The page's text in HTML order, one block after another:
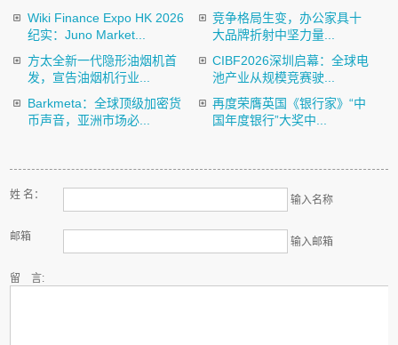
Wiki Finance Expo HK 2026
纪实：Juno Market...
竞争格局生变，办公家具十
大品牌折射中坚力量...
方太全新一代隐形油烟机首
发，宣告油烟机行业...
CIBF2026深圳启幕：全球电
池产业从规模竞赛驶...
Barkmeta：全球顶级加密货
币声音，亚洲市场必...
再度荣膺英国《银行家》“中
国年度银行”大奖中...
姓 名： 输入名称
邮箱 输入邮箱
留 言: